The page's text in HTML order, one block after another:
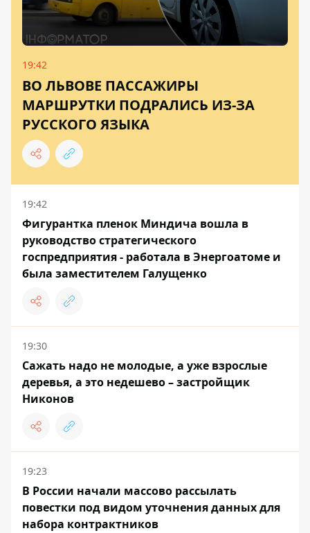
19:42
ВО ЛЬВОВЕ ПАССАЖИРЫ
МАРШРУТКИ ПОДРАЛИСЬ ИЗ-ЗА
РУССКОГО ЯЗЫКА
19:42
Фигурантка пленок Миндича вошла в
руководство стратегического
госпредприятия - работала в Энергоатоме и
была заместителем Галущенко
19:30
Сажать надо не молодые, а уже взрослые
деревья, а это недешево – застройщик
Никонов
19:23
В России начали массово рассылать
повестки под видом уточнения данных для
набора контрактников